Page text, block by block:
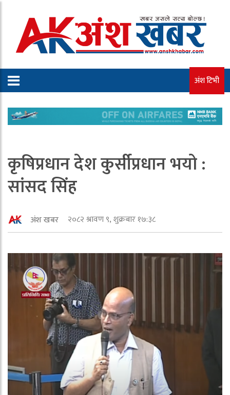
अंश टिभी
कृषिप्रधान देश कुर्सीप्रधान भयो :
सांसद सिंह
अंश खबर २०८२ श्रावण ९, शुक्रबार १७:३८